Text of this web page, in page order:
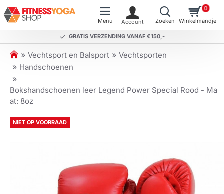
GRATIS VERZENDING VANAF €150,-
0
h
o
e
Vechtsport en Balsport
Vechtsporten
Handschoenen
Bokshandschoenen leer Legend Power Special Rood - Ma
at: 8oz
NIET OP VOORRAAD